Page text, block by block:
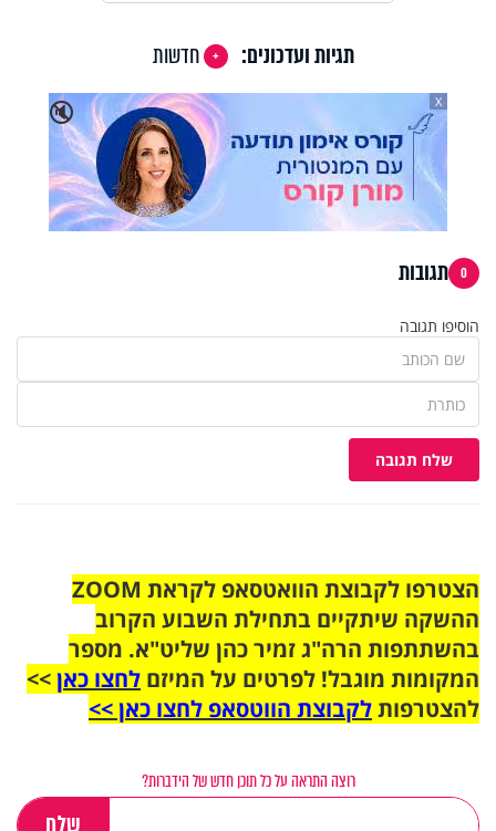
תגיות ועדכונים:
חדשות
🔇
X
0 תגובות
הוסיפו תגובה
שלח תגובה
הצטרפו לקבוצת הוואטסאפ לקראת ZOOM
ההשקה שיתקיים בתחילת השבוע הקרוב
בהשתתפות הרה"ג זמיר כהן שליט"א. מספר
המקומות מוגבל! לפרטים על המיזם לחצו כאן>>
להצטרפותלקבוצת הווטסאפ לחצו כאן >>
רוצה התראה על כל תוכן חדש של הידברות?